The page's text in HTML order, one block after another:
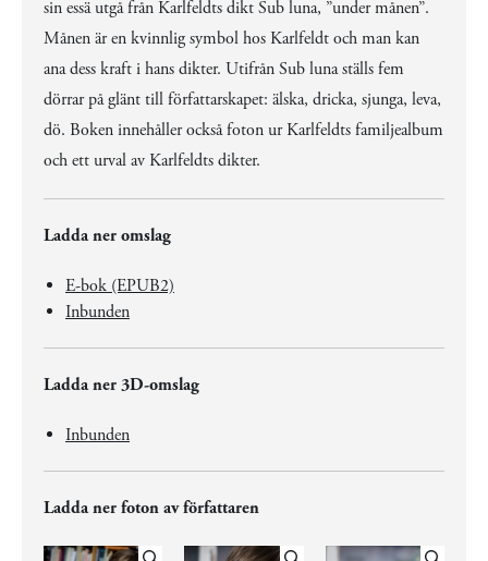
sin essä utgå från Karlfeldts dikt Sub luna, ”under månen”.
Månen är en kvinnlig symbol hos Karlfeldt och man kan
ana dess kraft i hans dikter. Utifrån Sub luna ställs fem
dörrar på glänt till författarskapet: älska, dricka, sjunga, leva,
dö. Boken innehåller också foton ur Karlfeldts familjealbum
och ett urval av Karlfeldts dikter.
Ladda ner omslag
E-bok (EPUB2)
Inbunden
Ladda ner 3D-omslag
Inbunden
Ladda ner foton av författaren